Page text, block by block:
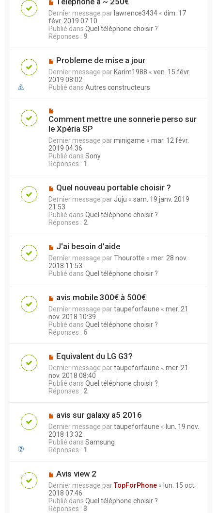
Dernier message par lawrence3434 « dim. 17
févr. 2019 07:10
Publié dans Quel téléphone choisir ?
Réponses : 9
Probleme de mise a jour
Dernier message par Karim1988 « ven. 15 févr.
2019 08:02
Publié dans Autres constructeurs
Comment mettre une sonnerie perso sur
le Xpéria SP
Dernier message parminigame « mar. 12 févr.
2019 04:36
Publié dans Sony
Réponses : 1
Quel nouveau portable choisir ?
Dernier message par Juju « sam. 19 janv. 2019
21:53
Publié dans Quel téléphone choisir ?
Réponses : 2
J'ai besoin d'aide
Dernier message parThourotte « mer. 28 nov.
2018 11:53
Publié dans Quel téléphone choisir ?
avis mobile 300€ à 500€
Dernier message partaupeforfaune « mer. 21
nov. 2018 10:39
Publié dans Quel téléphone choisir ?
Réponses : 6
Equivalent du LG G3?
Dernier message partaupeforfaune « mer. 21
nov. 2018 08:40
Publié dans Quel téléphone choisir ?
Réponses : 2
avis sur galaxy a5 2016
Dernier message partaupeforfaune « lun. 19 nov.
2018 13:32
Publié dans Samsung
Réponses : 1
Avis view 2
Dernier message parTopForPhone « lun. 15 oct.
2018 07:46
Publié dans Quel téléphone choisir ?
Réponses : 3